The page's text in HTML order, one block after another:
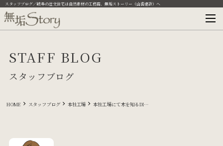
スタッフブログ／岐阜の注文住宅は自然素材の工務店、無垢ストーリー（山喜建設）へ
STAFF BLOG
スタッフブログ
HOME スタッフブログ 本社工場 本社工場にて木を知るDIYイベントを開催